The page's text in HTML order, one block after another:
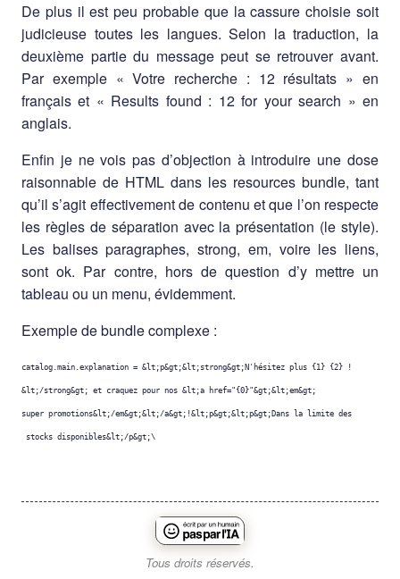
De plus il est peu probable que la cassure choisie soit
judicieuse toutes les langues. Selon la traduction, la
deuxième partie du message peut se retrouver avant.
Par exemple « Votre recherche : 12 résultats » en
français et « Results found : 12 for your search » en
anglais.
Enfin je ne vois pas d’objection à introduire une dose
raisonnable de HTML dans les resources bundle, tant
qu’il s’agit effectivement de contenu et que l’on respecte
les règles de séparation avec la présentation (le style).
Les balises paragraphes, strong, em, voire les liens,
sont ok. Par contre, hors de question d’y mettre un
tableau ou un menu, évidemment.
Exemple de bundle complexe :
catalog.main.explanation = &lt;p&gt;&lt;strong&gt;N'hésitez plus {1} {2} !
&lt;/strong&gt; et craquez pour nos &lt;a href="{0}"&gt;&lt;em&gt;
super promotions&lt;/em&gt;&lt;/a&gt;
stocks disponibles&lt;/p&gt;
Tous droits réservés.